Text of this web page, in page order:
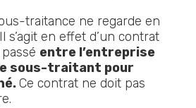
traitance ne regarde en
s’agit en effet d’un contrat
passé entre l’entreprise
sous-traitant pour
Ce contrat ne doit pas